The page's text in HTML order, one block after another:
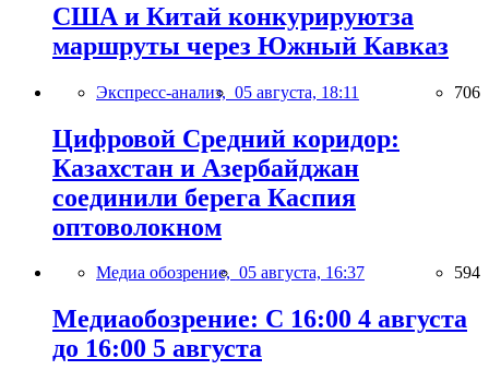
США и Китай конкурируютза
маршруты через Южный Кавказ
Экспресс-анализ, 05 августа, 18:11 706
Цифровой Средний коридор:
Казахстан и Азербайджан
соединили берега Каспия
оптоволокном
Медиа обозрение, 05 августа, 16:37 594
Медиаобозрение: С 16:00 4 августа
до 16:00 5 августа